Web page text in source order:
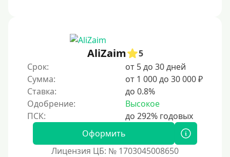
AliZaim
5
Срок:
от 5 до 30 дней
Сумма:
от 1 000 до 30 000 ₽
Ставка:
до 0.8%
Одобрение:
Высокое
Оформить
Лицензия ЦБ: № 1703045008650